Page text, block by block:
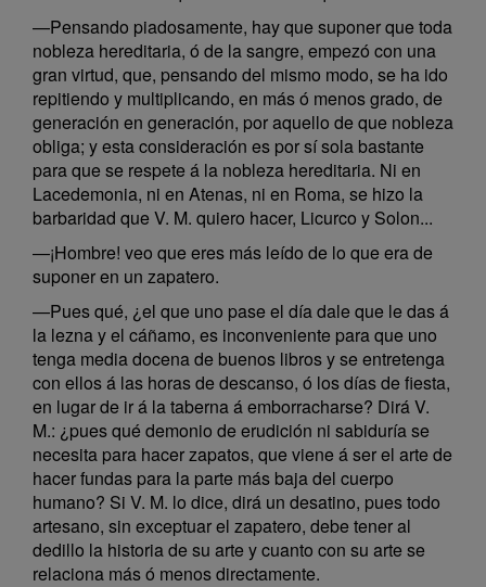
—Pensando piadosamente, hay que suponer que toda
nobleza hereditaria, ó de la sangre, empezó con una
gran virtud, que, pensando del mismo modo, se ha ido
repitiendo y multiplicando, en más ó menos grado, de
generación en generación, por aquello de que nobleza
obliga; y esta consideración es por sí sola bastante
para que se respete á la nobleza hereditaria. Ni en
Lacedemonia, ni en Atenas, ni en Roma, se hizo la
barbaridad que V. M. quiero hacer, Licurco y Solon...
—¡Hombre! veo que eres más leído de lo que era de
suponer en un zapatero.
—Pues qué, ¿el que uno pase el día dale que le das á
la lezna y el cáñamo, es inconveniente para que uno
tenga media docena de buenos libros y se entretenga
con ellos á las horas de descanso, ó los días de fiesta,
en lugar de ir á la taberna á emborracharse? Dirá V.
M.: ¿pues qué demonio de erudición ni sabiduría se
necesita para hacer zapatos, que viene á ser el arte de
hacer fundas para la parte más baja del cuerpo
humano? Si V. M. lo dice, dirá un desatino, pues todo
artesano, sin exceptuar el zapatero, debe tener al
dedillo la historia de su arte y cuanto con su arte se
relaciona más ó menos directamente.